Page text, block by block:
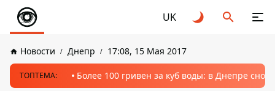
UK
Новости Днепр 17:08, 15 Мая 2017
ТОПТЕМА: Более 100 гривен за куб воды: в Днепре